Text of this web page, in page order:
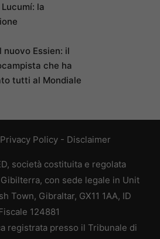
la
nuovo Essien: il
che ha
tutti al Mondiale
Privacy Policy- Disclaimer
società costituita e regolata
con sede legale in Unit
Town, Gibraltar, GX11 1AA, ID
124881
registrata presso il Tribunale di